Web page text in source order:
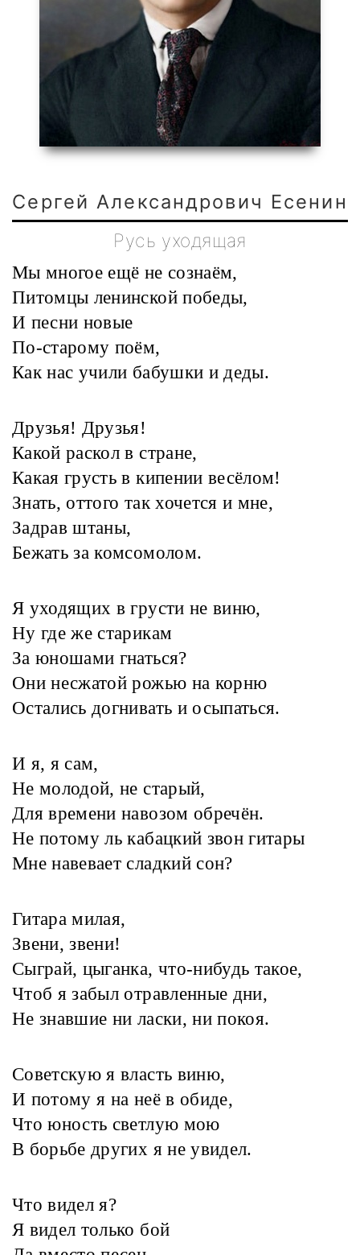
Сергей Александрович Есенин
Русь уходящая
Мы многое ещё не сознаём,
Питомцы ленинской победы,
И песни новые
По-старому поём,
Как нас учили бабушки и деды.
Друзья! Друзья!
Какой раскол в стране,
Какая грусть в кипении весёлом!
Знать, оттого так хочется и мне,
Задрав штаны,
Бежать за комсомолом.
Я уходящих в грусти не виню,
Ну где же старикам
За юношами гнаться?
Они несжатой рожью на корню
Остались догнивать и осыпаться.
И я, я сам,
Не молодой, не старый,
Для времени навозом обречён.
Не потому ль кабацкий звон гитары
Мне навевает сладкий сон?
Гитара милая,
Звени, звени!
Сыграй, цыганка, что-нибудь такое,
Чтоб я забыл отравленные дни,
Не знавшие ни ласки, ни покоя.
Советскую я власть виню,
И потому я на неё в обиде,
Что юность светлую мою
В борьбе других я не увидел.
Что видел я?
Я видел только бой